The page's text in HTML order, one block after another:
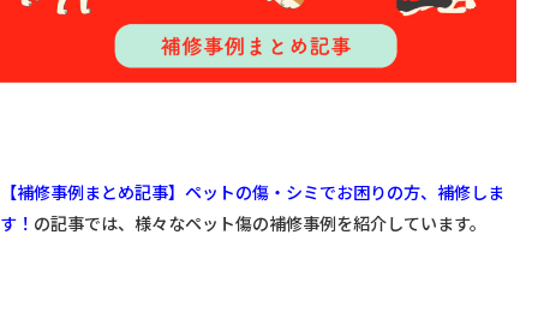
【補修事例まとめ記事】ペットの傷・シミでお困りの方、補修しま
す！ の記事では、様々なペット傷の補修事例を紹介しています。